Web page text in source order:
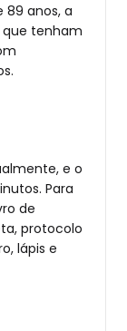
89 anos, a
tenham
e o
Para
de
protocolo
lápis e